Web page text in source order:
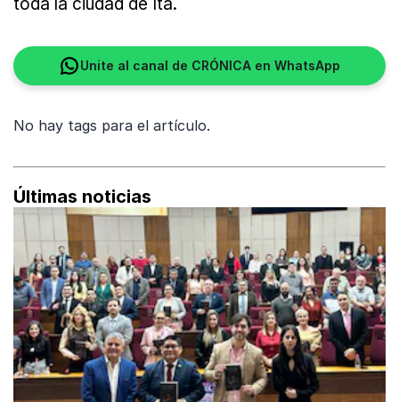
toda la ciudad de Itá.
Unite al canal de CRÓNICA en WhatsApp
No hay tags para el artículo.
Últimas noticias